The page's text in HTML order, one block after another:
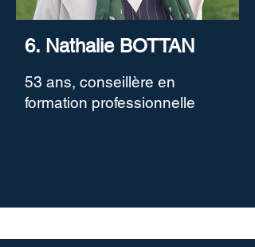
6. Nathalie BOTTAN
53 ans, conseillère en
formation professionnelle